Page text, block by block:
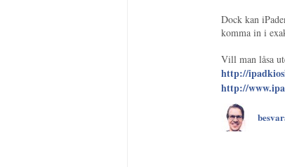
Dock kan
komma in i
Vill man låsa
http://
http://